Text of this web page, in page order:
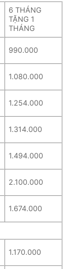
6 THÁNG
TẶNG 1
THÁNG
990.000
1.080.000
1.254.000
1.314.000
1.494.000
2.100.000
1.674.000
1.170.000